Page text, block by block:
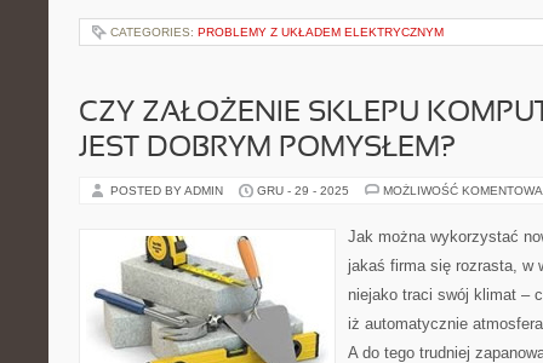
CATEGORIES: PROBLEMY Z UKŁADEM ELEKTRYCZNYM
CZY ZAŁOŻENIE SKLEPU
JEST DOBRYM POMYSŁEM?
POSTED BY ADMIN GRU - 29 - 2025 MOŻLIWOŚĆ
Jak można wykorzystać
jakaś firma się rozrasta, w
niejako traci swój klimat –
iż automatycznie
A do tego trudniej